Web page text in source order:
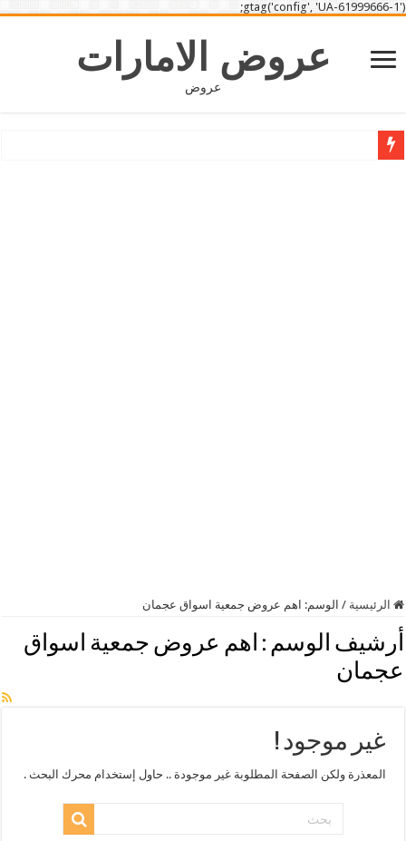
gtag('config', 'UA-61999666-1');
عروض الامارات
عروض
الرئيسية / الوسم: اهم عروض جمعية اسواق عجمان
أرشيف الوسم : اهم عروض جمعية اسواق
عجمان
غير موجود !
المعذرة ولكن الصفحة المطلوبة غير موجودة .. حاول إستخدام محرك البحث .